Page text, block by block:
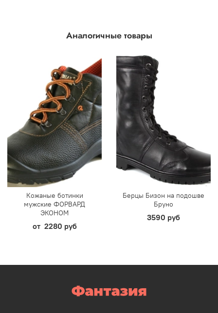
Аналогичные товары
Кожаные ботинки
мужские ФОРВАРД
ЭКОНОМ
от 2280 руб
Берцы Бизон на подошве
Бруно
3590 руб